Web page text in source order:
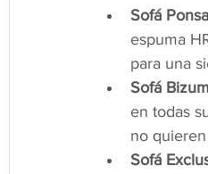
Sofá Ponsa
espuma
para una
Sofá Bizum
en todas
no
Sofá